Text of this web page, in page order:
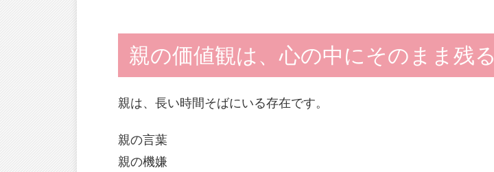
親の価値観は、心の中にそのまま残る
親は、長い時間そばにいる存在です。
親の言葉
親の機嫌